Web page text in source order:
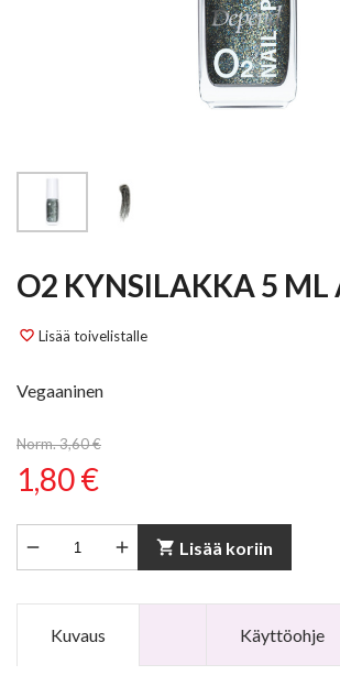
O2 KYNSILAKKA 5
favorite_border Lisää toivelistalle
Vegaaninen
Norm. 3,60 €
1,80 €
  shopping_cart Lisää koriin
Kuvaus Käyttöohje